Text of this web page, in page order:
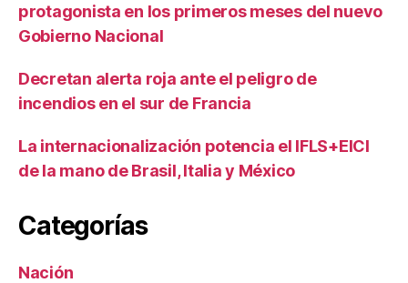
protagonista en los primeros meses del nuevo
Gobierno Nacional
Decretan alerta roja ante el peligro de
incendios en el sur de Francia
La internacionalización potencia el IFLS+EICI
de la mano de Brasil, Italia y México
Categorías
Nación